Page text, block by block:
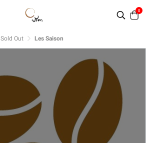
0
Sold Out Les Saison